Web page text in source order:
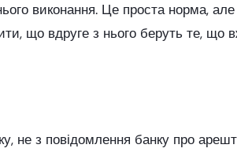
виконання. Це проста норма,
що вдруге з нього беруть те, що
не з повідомлення банку про